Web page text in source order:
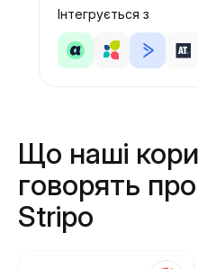
Інтегрується з
Що наші
говорять
Stripo